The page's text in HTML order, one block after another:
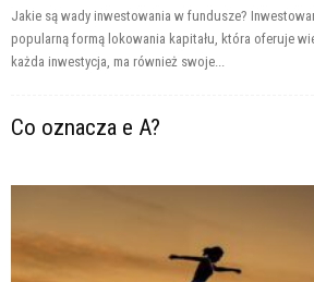
Jakie są wady inwestowania w fundusze?
popularną formą lokowania kapitału, która oferuje
każda inwestycja, ma również swoje...
Co oznacza e A?